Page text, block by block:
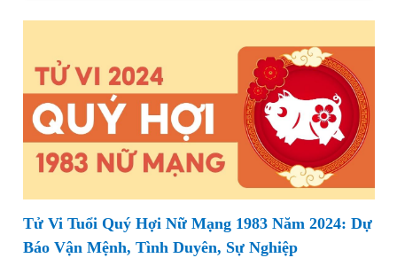
Tử Vi Tuổi Quý Hợi Nữ Mạng 1983 Năm 2024: Dự
Báo Vận Mệnh, Tình Duyên, Sự Nghiệp